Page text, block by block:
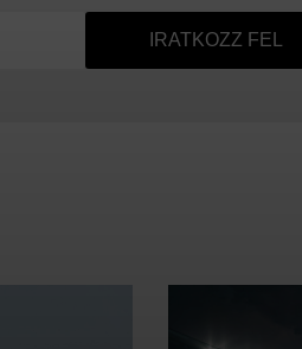
IRATKOZZ FEL